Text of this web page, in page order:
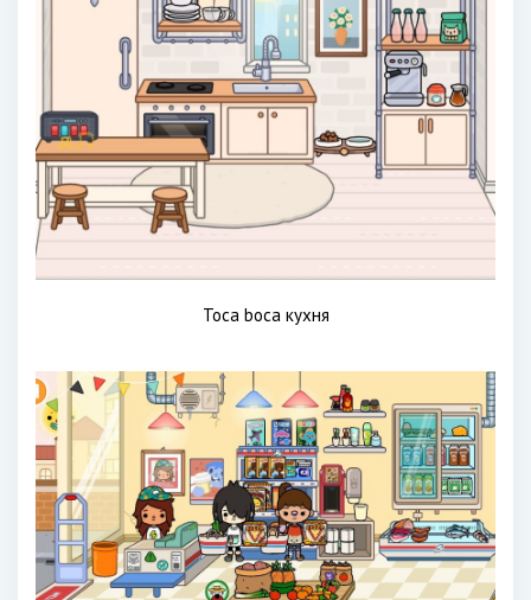
Toca boca кухня